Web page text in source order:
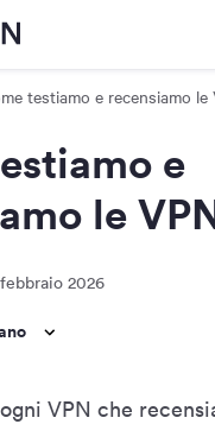
testiamo e recensiamo le
e
le
2026
VPN che